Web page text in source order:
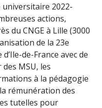
universitaire 2022-
actions,
du CNGE à Lille (3000
de la 23e
de-France avec de
MSU, les
à la pédagogie
rémunération des
tutelles pour